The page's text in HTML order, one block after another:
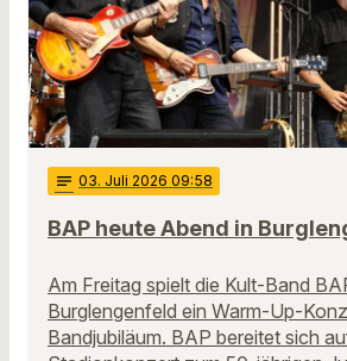
notes 03. Juli 2026 09:58
BAP heute Abend in
Am Freitag spielt die Kult-Band
Burglengenfeld ein Warm-Up-
Bandjubiläum. BAP bereitet sich